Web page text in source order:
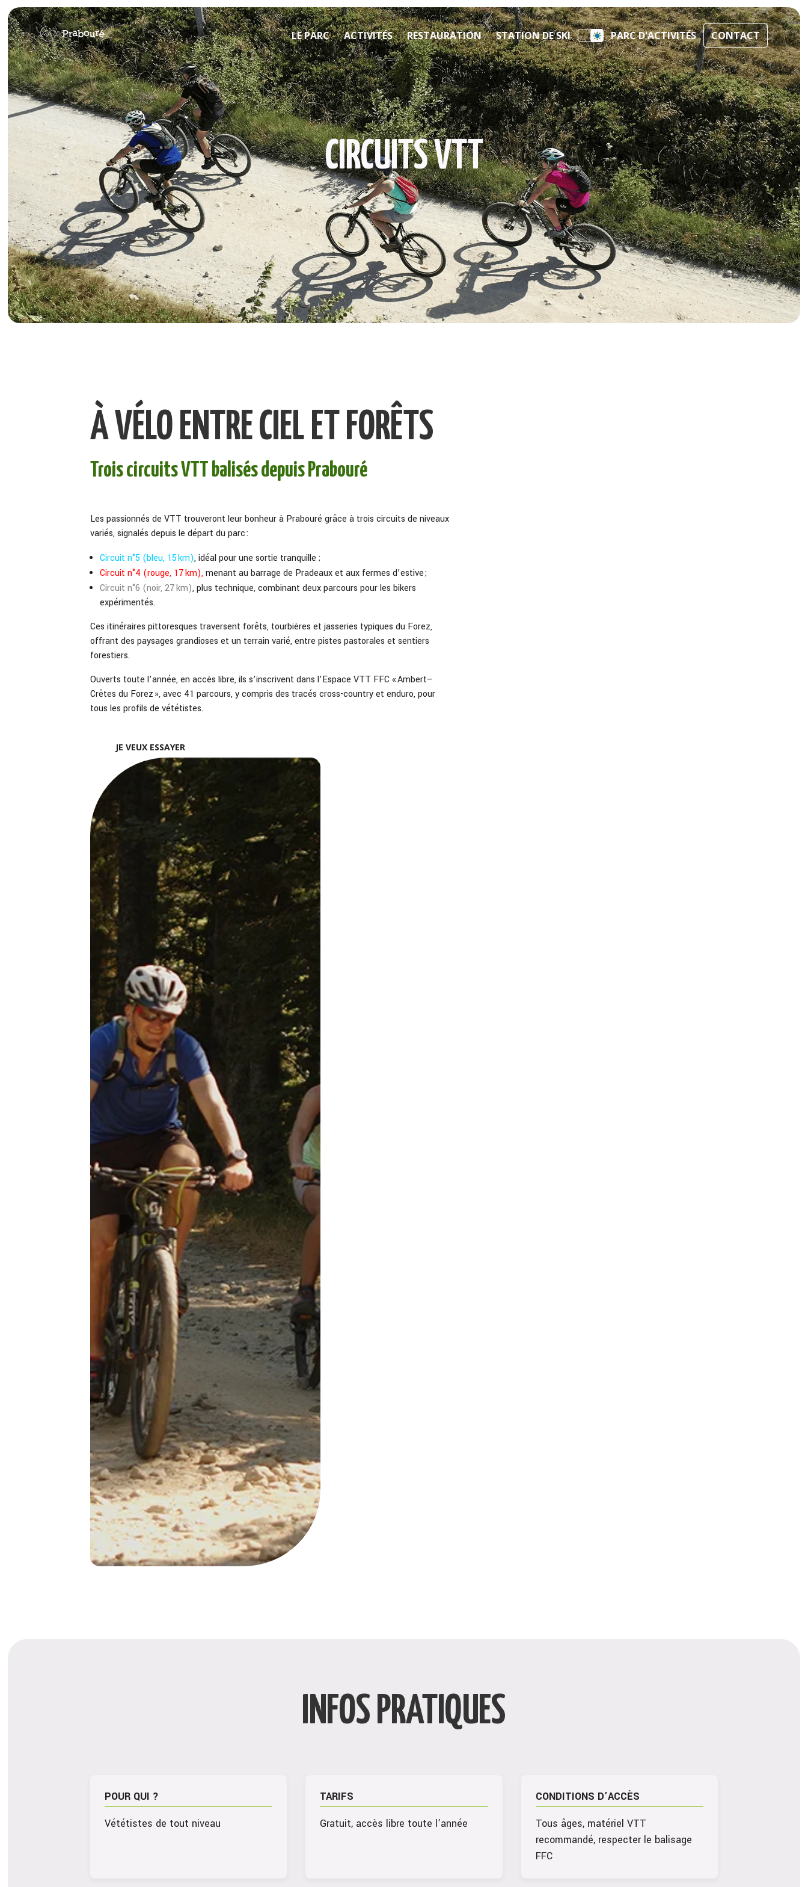
Panneau de gestion des cookies
LE PARC ACTIVITÉS RESTAURATION STATION DE SKI PARC D'ACTIVITÉS CONTACT
CIRCUITS VTT
À VÉLO ENTRE CIEL ET FORÊTS
Trois circuits VTT balisés depuis Prabouré
Les passionnés de VTT trouveront leur bonheur à Prabouré grâce à trois circuits de niveaux
variés, signalés depuis le départ du parc :
Circuit n°5 (bleu, 15 km), idéal pour une sortie tranquille ;
Circuit n°4 (rouge, 17 km),menant au barrage de Pradeaux et aux fermes d’estive ;
Circuit n°6 (noir, 27 km), plus technique, combinant deux parcours pour les bikers
expérimentés.
Ces itinéraires pittoresques traversent forêts, tourbières et jasseries typiques du Forez,
offrant des paysages grandioses et un terrain varié, entre pistes pastorales et sentiers
forestiers.
Ouverts toute l’année, en accès libre, ils s’inscrivent dans l’Espace VTT FFC « Ambert–
Crêtes du Forez », avec 41 parcours, y compris des tracés cross-country et enduro, pour
tous les profils de vététistes.
JE VEUX ESSAYER
INFOS PRATIQUES
POUR QUI ?
Vététistes de tout niveau
TARIFS
Gratuit, accès libre toute l’année
CONDITIONS D’ACCÈS
Tous âges, matériel VTT
recommandé, respecter le balisage
FFC